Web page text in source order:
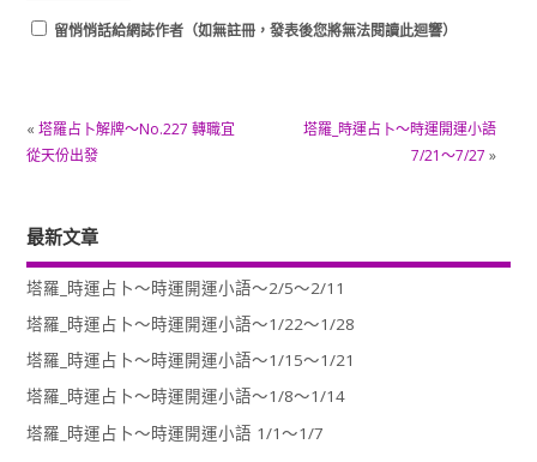
留悄悄話給網誌作者（如無註冊，發表後您將無法閱讀此迴響）
« 塔羅占卜解牌～No.227 轉職宜
從天份出發
塔羅_時運占卜～時運開運小語
7/21～7/27 »
最新文章
塔羅_時運占卜～時運開運小語～2/5～2/11
塔羅_時運占卜～時運開運小語～1/22～1/28
塔羅_時運占卜～時運開運小語～1/15～1/21
塔羅_時運占卜～時運開運小語～1/8～1/14
塔羅_時運占卜～時運開運小語 1/1～1/7